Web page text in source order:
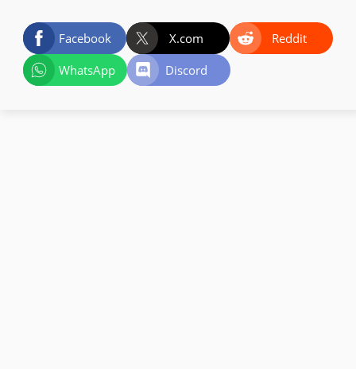
Facebook X.com
Reddit
WhatsApp
Discord